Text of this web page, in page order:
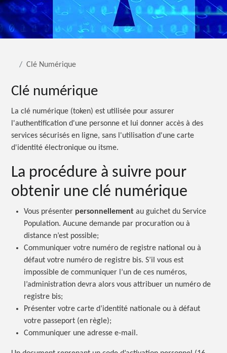
Clé Numérique
Clé numérique
La clé numérique (token) est utilisée pour assurer
l'authentification d'une personne et lui donner accès à des
services sécurisés en ligne, sans l'utilisation d'une carte
d'identité électronique ou itsme.
La procédure à suivre pour
obtenir une clé numérique
Vous présenter personnellementau guichet du Service
Population. Aucune demande par procuration ou à
distance n’est possible;
Communiquer votre numéro de registre national ou à
défaut votre numéro de registre bis. S’il vous est
impossible de communiquer l’un de ces numéros,
l’administration devra alors vous attribuer un numéro de
registre bis;
Présenter votre carte d’identité nationale ou à défaut
votre passeport (en règle);
Communiquer une adresse e-mail.